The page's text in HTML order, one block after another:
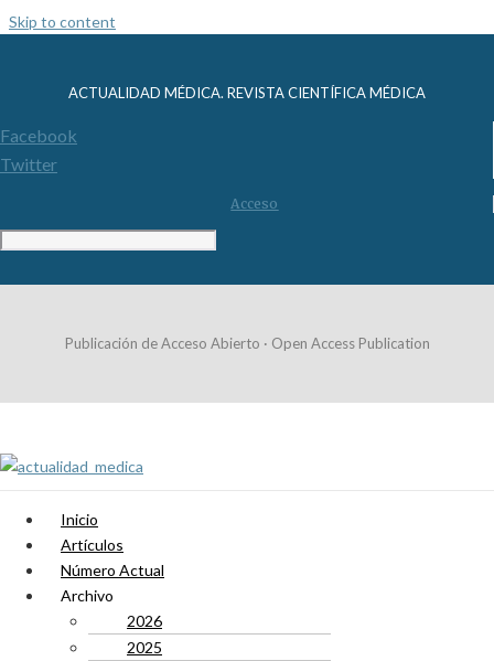
Skip to content
ACTUALIDAD MÉDICA. REVISTA CIENTÍFICA MÉDICA
Facebook
Twitter
Acceso
Publicación de Acceso Abierto · Open Access Publication
Inicio
Artículos
Número Actual
Archivo
2026
2025